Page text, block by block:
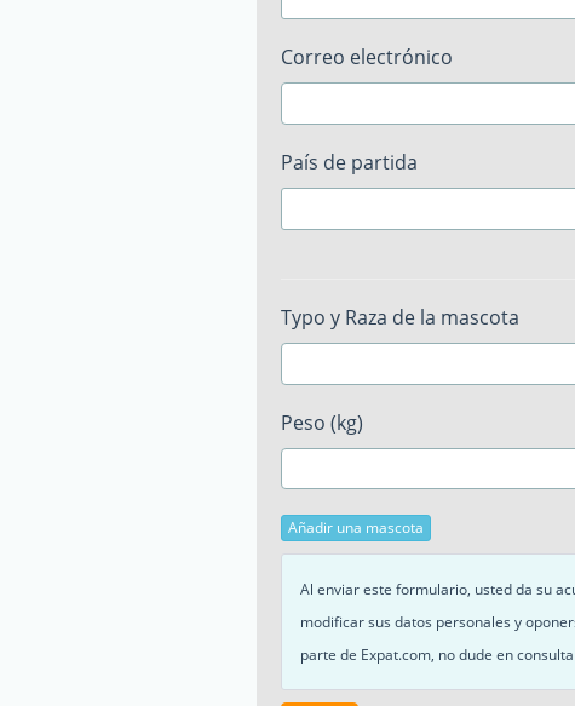
Correo electrónico
País de partida
Typo y Raza de la mascota
Peso (kg)
Añadir una mascota
Al enviar este formulario, usted da su
modificar sus datos personales y
parte de Expat.com, no dude en